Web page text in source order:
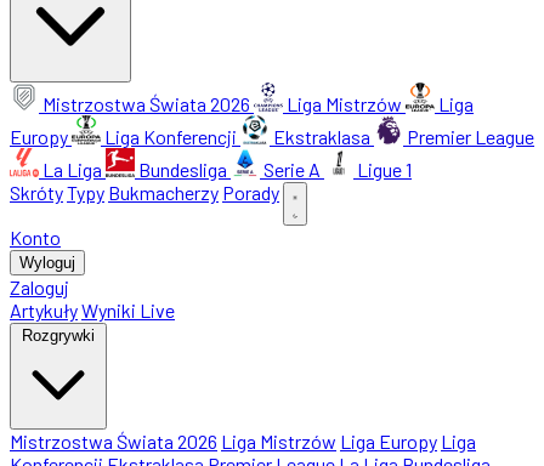
Mistrzostwa Świata 2026 Liga Mistrzów
Liga
Europy
Liga Konferencji Ekstraklasa
Premier League
La Liga
Bundesliga Serie A
Ligue 1
SkrótyTypy Bukmacherzy Porady
Konto
Wyloguj
Zaloguj
ArtykułyWyniki Live
Rozgrywki
Mistrzostwa Świata 2026 Liga Mistrzów Liga Europy Liga